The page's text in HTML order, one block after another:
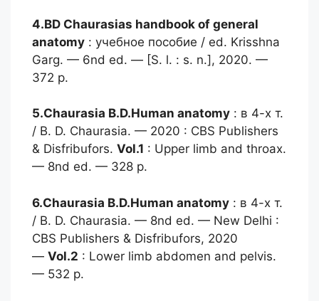
4.BD Chaurasias handbook of general
anatomy : учебное пособие / ed. Krisshna
Garg. — 6nd ed. — [S. l. : s. n.], 2020. —
372 p.
5.Chaurasia B.D.Human anatomy : в 4-х т.
/ B. D. Chaurasia. — 2020 : CBS Publishers
& Disfribufors. Vol.1 : Upper limb and throax.
— 8nd ed. — 328 p.
6.Chaurasia B.D.Human anatomy : в 4-х т.
/ B. D. Chaurasia. — 8nd ed. — New Delhi :
CBS Publishers & Disfribufors, 2020
— Vol.2 : Lower limb abdomen and pelvis.
— 532 p.